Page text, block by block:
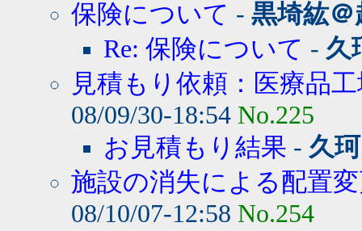
保険について - 黒埼紘
Re: 保険について - 久
見積もり依頼：医療品
08/09/30-18:54 No.225
お見積もり結果 - 久
施設の消失による配置
08/10/07-12:58 No.254